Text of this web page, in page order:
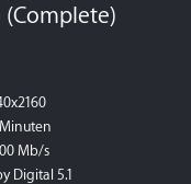
(Complete)
Digital 5.1
Mb/s